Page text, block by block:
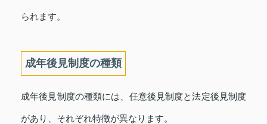
られます。
成年後見制度の種類
成年後見制度の種類には、任意後見制度と法定後見制度
があり、それぞれ特徴が異なります。